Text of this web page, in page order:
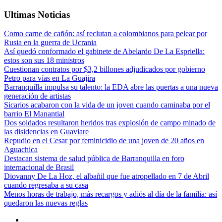
Ultimas Noticias
Como carne de cañón: así reclutan a colombianos para pelear por
Rusia en la guerra de Ucrania
Así quedó conformado el gabinete de Abelardo De La Espriella:
estos son sus 18 ministros
Cuestionan contratos por $3,2 billones adjudicados por gobierno
Petro para vías en La Guajira
Barranquilla impulsa su talento: la EDA abre las puertas a una nueva
generación de artistas
Sicarios acabaron con la vida de un joven cuando caminaba por el
barrio El Manantial
Dos soldados resultaron heridos tras explosión de campo minado de
las disidencias en Guaviare
Repudio en el Cesar por feminicidio de una joven de 20 años en
Aguachica
Destacan sistema de salud pública de Barranquilla en foro
internacional de Brasil
Diovanny De La Hoz, el albañil que fue atropellado en 7 de Abril
cuando regresaba a su casa
Menos horas de trabajo, más recargos y adiós al día de la familia: así
quedaron las nuevas reglas